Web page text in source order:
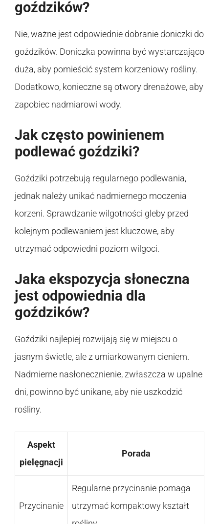
goździków?
Nie, ważne jest odpowiednie dobranie doniczki do
goździków. Doniczka powinna być wystarczająco
duża, aby pomieścić system korzeniowy rośliny.
Dodatkowo, konieczne są otwory drenażowe, aby
zapobiec nadmiarowi wody.
Jak często powinienem
podlewać goździki?
Goździki potrzebują regularnego podlewania,
jednak należy unikać nadmiernego moczenia
korzeni. Sprawdzanie wilgotności gleby przed
kolejnym podlewaniem jest kluczowe, aby
utrzymać odpowiedni poziom wilgoci.
Jaka ekspozycja słoneczna
jest odpowiednia dla
goździków?
Goździki najlepiej rozwijają się w miejscu o
jasnym świetle, ale z umiarkowanym cieniem.
Nadmierne nasłonecznienie, zwłaszcza w upalne
dni, powinno być unikane, aby nie uszkodzić
rośliny.
Aspekt
pielęgnacji
Porada
Przycinanie
Regularne przycinanie pomaga
utrzymać kompaktowy kształt